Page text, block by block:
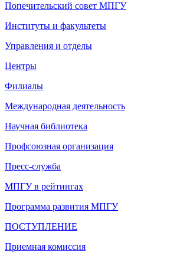
Попечительский совет МПГУ
Институты и факультеты
Управления и отделы
Центры
Филиалы
Международная деятельность
Научная библиотека
Профсоюзная организация
Пресс-служба
МПГУ в рейтингах
Программа развития МПГУ
ПОСТУПЛЕНИЕ
Приемная комиссия